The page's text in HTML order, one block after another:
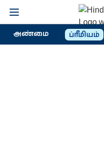
அண்மை ப்ரீமியம்